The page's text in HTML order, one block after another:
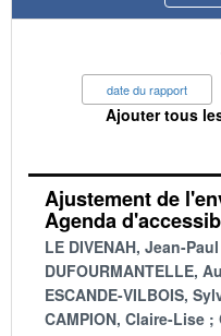
date du rapport
Ajouter tous
Ajustement de
Agenda
LE DIVENAH, Jean-Paul
DUFOURMANTELLE,
ESCANDE-VILBOIS,
CAMPION, Claire-Lise